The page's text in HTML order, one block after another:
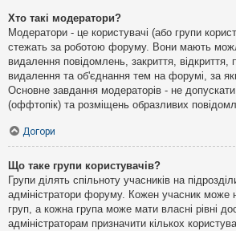
Хто такі модератори?
Модератори - це користувачі (або групи
стежать за роботою форуму. Вони мають
видалення повідомлень, закриття, відкриття,
видалення та об'єднання тем на форумі, за
Основне завдання модераторів - не
(оффтопік) та розміщень образливих
Догори
Що таке групи користувачів?
Групи ділять спільноту учасників на
адміністратори форуму. Кожен учасник може
груп, а кожна група може мати власні рівні
адміністраторам призначити кількох